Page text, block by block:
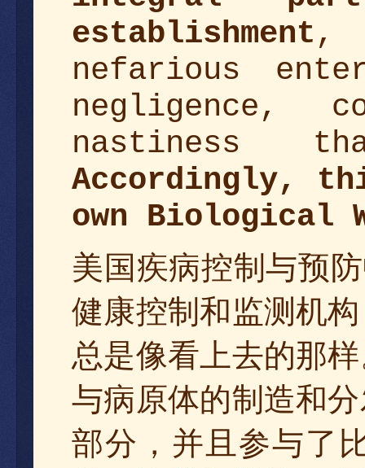
establishment ,
nefarious
negligence,
nastiness
Accordingly,
own Biological
美国疾病控制与预
健康控制和监测机
总是像看上去的那
与病原体的制造和
部分，并且参与了